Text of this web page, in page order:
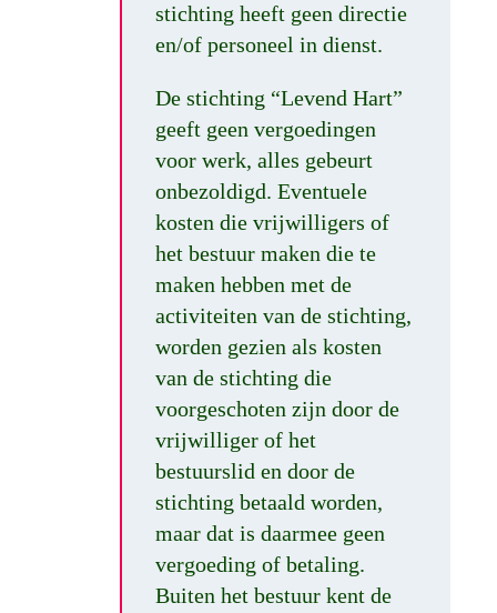
stichting heeft geen directie
en/of personeel in dienst.
De stichting “Levend Hart”
geeft geen vergoedingen
voor werk, alles gebeurt
onbezoldigd. Eventuele
kosten die vrijwilligers of
het bestuur maken die te
maken hebben met de
activiteiten van de stichting,
worden gezien als kosten
van de stichting die
voorgeschoten zijn door de
vrijwilliger of het
bestuurslid en door de
stichting betaald worden,
maar dat is daarmee geen
vergoeding of betaling.
Buiten het bestuur kent de